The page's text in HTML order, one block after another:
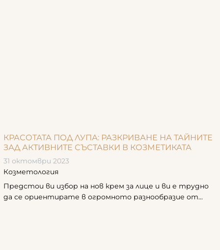
КРАСОТАТА ПОД ЛУПА: РАЗКРИВАНЕ НА ТАЙНИТЕ
ЗАД АКТИВНИТЕ СЪСТАВКИ В КОЗМЕТИКАТА
31 октомври 2023
Козметология
Предстои ви избор на нов крем за лице и ви е трудно
да се ориентирате в огромното разнообразие от...